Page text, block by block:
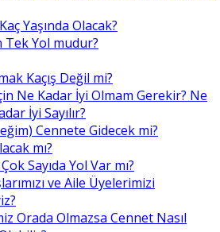
Yaşında Olacak?
Tek Yol mudur?
Kaçış Değil mi?
Ne Kadar İyi Olmam Gerekir? Ne
İyi Sayılır?
Cennete Gidecek mi?
mı?
Sayıda Yol Var mı?
ve Aile Üyelerimizi
Orada Olmazsa Cennet Nasıl